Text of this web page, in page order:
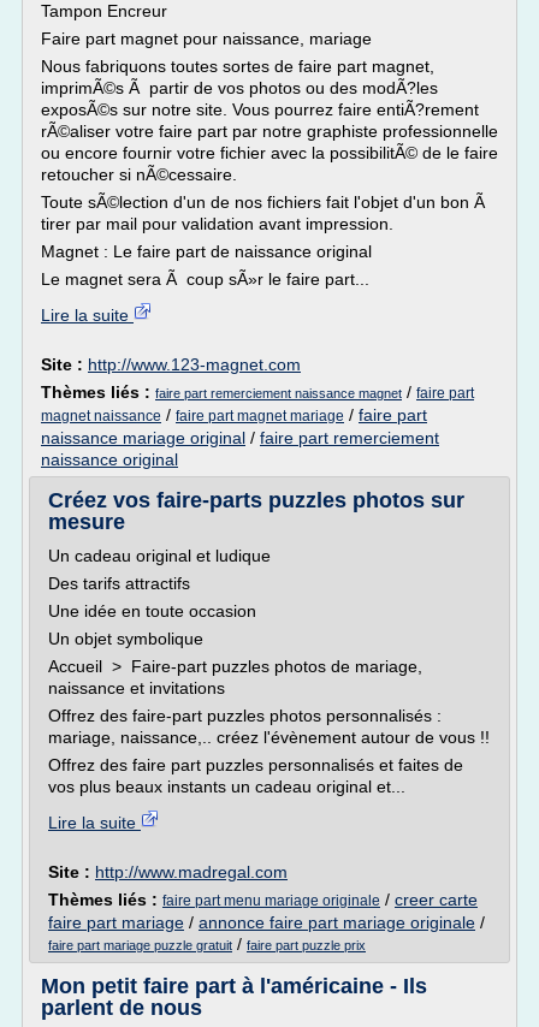
Tampon Encreur
Faire part magnet pour naissance, mariage
Nous fabriquons toutes sortes de faire part magnet,
imprimÃ©s Ã partir de vos photos ou des modÃ?les
exposÃ©s sur notre site. Vous pourrez faire entiÃ?rement
rÃ©aliser votre faire part par notre graphiste professionnelle
ou encore fournir votre fichier avec la possibilitÃ© de le faire
retoucher si nÃ©cessaire.
Toute sÃ©lection d'un de nos fichiers fait l'objet d'un bon Ã
tirer par mail pour validation avant impression.
Magnet : Le faire part de naissance original
Le magnet sera Ã coup sÃ»r le faire part...
Lire la suite
Site : http://www.123-magnet.com
Thèmes liés : faire part remerciement naissance magnet / faire part
magnet naissance / faire part magnet mariage / faire part
naissance mariage original / faire part remerciement
naissance original
Créez vos faire-parts puzzles photos sur
mesure
Un cadeau original et ludique
Des tarifs attractifs
Une idée en toute occasion
Un objet symbolique
Accueil > Faire-part puzzles photos de mariage,
naissance et invitations
Offrez des faire-part puzzles photos personnalisés :
mariage, naissance,.. créez l'évènement autour de vous !!
Offrez des faire part puzzles personnalisés et faites de
vos plus beaux instants un cadeau original et...
Lire la suite
Site : http://www.madregal.com
Thèmes liés : faire part menu mariage originale / creer carte
faire part mariage / annonce faire part mariage originale /
faire part mariage puzzle gratuit / faire part puzzle prix
Mon petit faire part à l'américaine - Ils
parlent de nous